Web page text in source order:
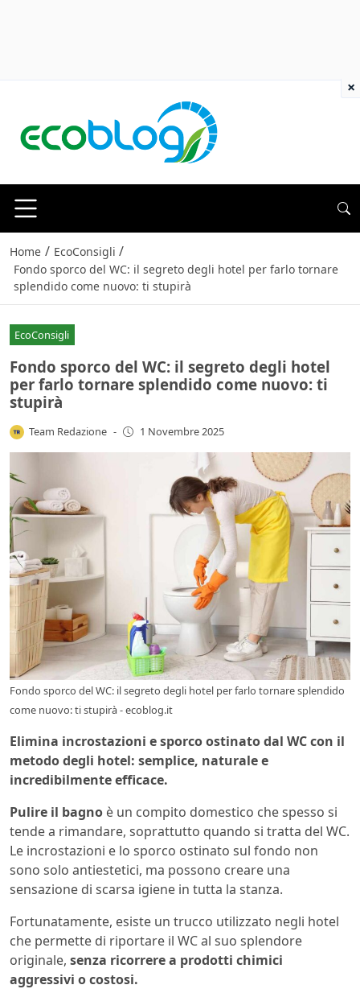
Home / EcoConsigli /
Fondo sporco del WC: il segreto degli hotel per farlo tornare
splendido come nuovo: ti stupirà
EcoConsigli
Fondo sporco del WC: il segreto degli hotel
per farlo tornare splendido come nuovo: ti
stupirà
Team Redazione - 1 Novembre 2025
Fondo sporco del WC: il segreto degli hotel per farlo tornare splendido
come nuovo: ti stupirà - ecoblog.it
Elimina incrostazioni e sporco ostinato dal WC con il
metodo degli hotel: semplice, naturale e
incredibilmente efficace.
Pulire il bagno è un compito domestico che spesso si
tende a rimandare, soprattutto quando si tratta del WC.
Le incrostazioni e lo sporco ostinato sul fondo non
sono solo antiestetici, ma possono creare una
sensazione di scarsa igiene in tutta la stanza.
Fortunatamente, esiste un trucco utilizzato negli hotel
che permette di riportare il WC al suo splendore
originale, senza ricorrere a prodotti chimici
aggressivi o costosi.
×